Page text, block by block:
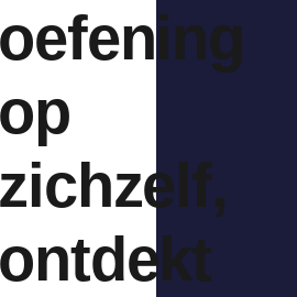
oefening
op
zichzelf,
ontdekt